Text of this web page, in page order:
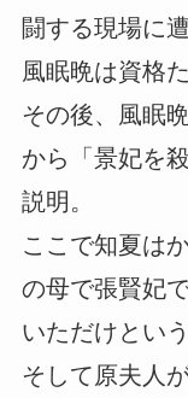
闘する現場に遭
風眠晩は資格
その後、風眠
から「景妃を
説明。
ここで知夏は
の母で張賢妃
いただけとい
そして原夫人